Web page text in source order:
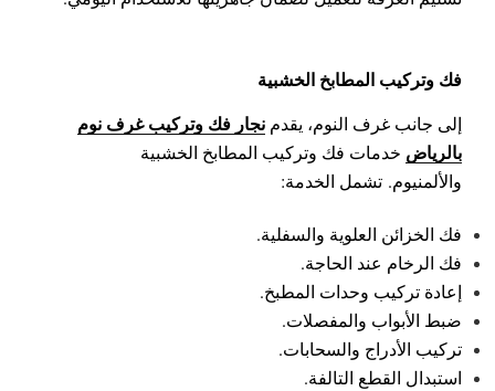
فك وتركيب المطابخ الخشبية
إلى جانب غرف النوم، يقدم نجار فك وتركيب غرف نوم
بالرياض خدمات فك وتركيب المطابخ الخشبية
والألمنيوم. تشمل الخدمة:
فك الخزائن العلوية والسفلية.
فك الرخام عند الحاجة.
إعادة تركيب وحدات المطبخ.
ضبط الأبواب والمفصلات.
تركيب الأدراج والسحابات.
استبدال القطع التالفة.